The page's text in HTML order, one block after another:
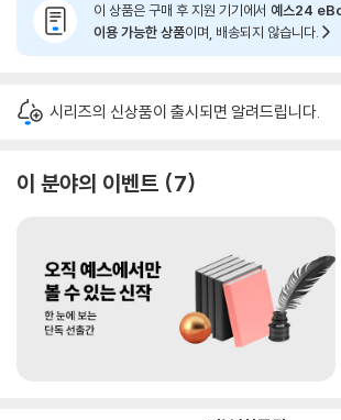
이 상품은 구매 후 지원 기기에서 예스24
이용 가능한 상품이며, 배송되지 않습니다.
시리즈의 신상품이 출시되면 알려드립니다.
이 분야의 이벤트 7